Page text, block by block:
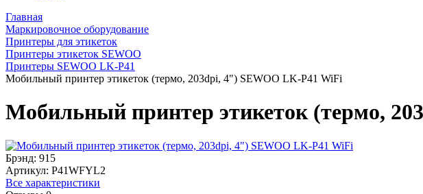
Главная
Маркировочное оборудование
Принтеры для этикеток
Принтеры этикеток SEWOO
Принтеры SEWOO LK-P41
Мобильный принтер этикеток (термо, 203dpi, 4") SEWOO LK-P41 WiFi
Мобильный принтер этикеток (термо,
Брэнд: 915
Артикул: P41WFYL2
Все характеристики